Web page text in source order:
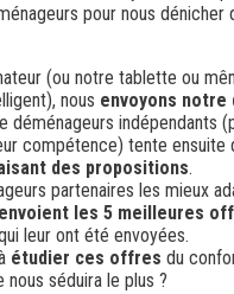
pour nous dénicher
(ou notre tablette ou
nous envoyons notre
déménageurs indépendants
compétence) tente ensuite
des propositions.
partenaires les mieux
envoient les 5 meilleures
leur ont été envoyées.
étudier ces offres du
nous séduira le plus ?